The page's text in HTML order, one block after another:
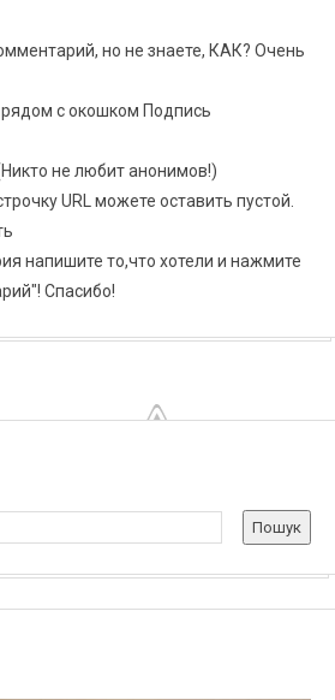
но не знаете, КАК? Очень
с окошком Подпись
не любит анонимов!)
URL можете оставить пустой.
напишите то,что хотели и нажмите
Спасибо!